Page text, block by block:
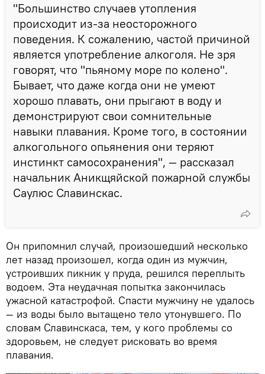
"Большинство случаев утопления
происходит из-за неосторожного
поведения. К сожалению, частой причиной
является употребление алкоголя. Не зря
говорят, что "пьяному море по колено".
Бывает, что даже когда они не умеют
хорошо плавать, они прыгают в воду и
демонстрируют свои сомнительные
навыки плавания. Кроме того, в состоянии
алкогольного опьянения они теряют
инстинкт самосохранения", — рассказал
начальник Аникщяйской пожарной службы
Саулюс Славинскас.
Он припомнил случай, произошедший несколько
лет назад произошел, когда один из мужчин,
устроивших пикник у пруда, решился переплыть
водоем. Эта неудачная попытка закончилась
ужасной катастрофой. Спасти мужчину не удалось
— из воды было вытащено тело утонувшего. По
словам Славинскаса, тем, у кого проблемы со
здоровьем, не следует рисковать во время
плавания.